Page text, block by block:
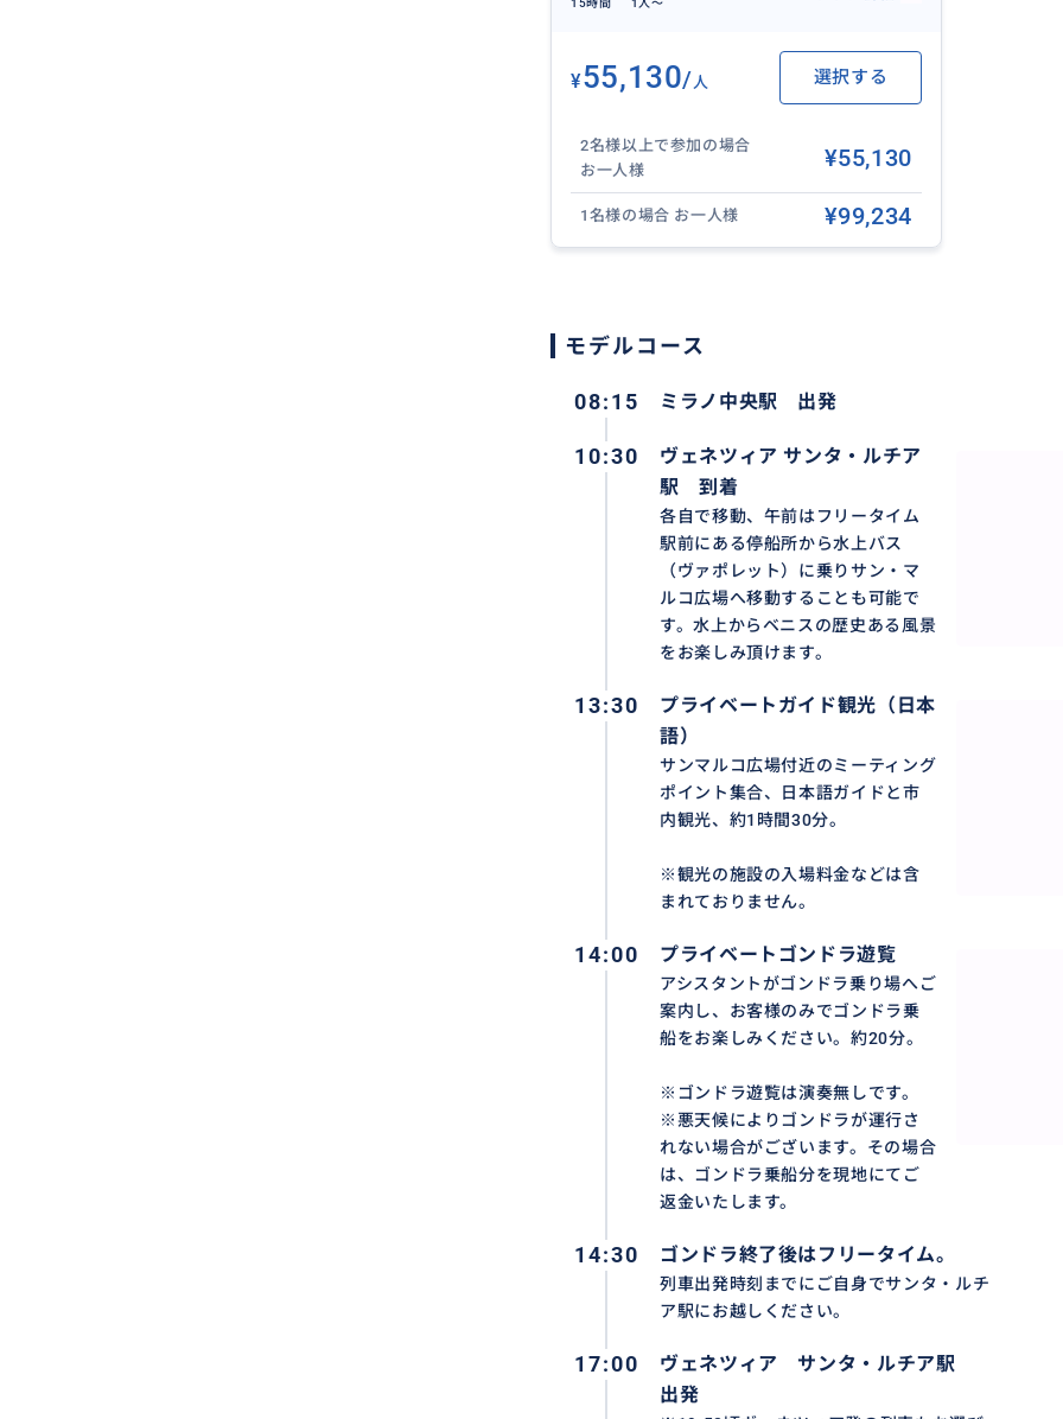
ヴェネツィアの代名詞「ゴンドラ」に乗船し運河巡り。
みをお楽しみください。
15時間 1人〜
¥55,130/人 選択する
2名様以上で参加の場合
お一人様
¥55,130
1名様の場合 お一人様 ¥99,234
モデルコース
08:15 ミラノ中央駅 出発
10:30
ヴェネツィア サンタ・ルチア
駅 到着
各自で移動、午前はフリータイム
駅前にある停船所から水上バス
（ヴァポレット）に乗りサン・マ
ルコ広場へ移動することも可能で
す。水上からベニスの歴史ある風景
をお楽しみ頂けます。
13:30
プライベートガイド観光（日本
語）
サンマルコ広場付近のミーティング
ポイント集合、日本語ガイドと市
内観光、約1時間30分。
※観光の施設の入場料金などは含
まれておりません。
14:00 プライベートゴンドラ遊覧
アシスタントがゴンドラ乗り場へご
案内し、お客様のみでゴンドラ乗
船をお楽しみください。約20分。
※ゴンドラ遊覧は演奏無しです。
※悪天候によりゴンドラが運行さ
れない場合がございます。その場合
は、ゴンドラ乗船分を現地にてご
返金いたします。
14:30 ゴンドラ終了後はフリータイム。
列車出発時刻までにご自身でサンタ・ルチ
ア駅にお越しください。
17:00
ヴェネツィア サンタ・ルチア駅
出発